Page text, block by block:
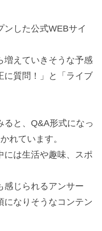
ンした公式WEBサイ
増えていきそうな予感
に質問！」と「ライブ
ると、Q&A形式になっ
れています。
には生活や趣味、スポ
感じられるアンサー
になりそうなコンテン